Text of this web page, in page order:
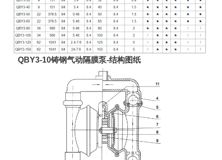
QBY3-10铸钢气动隔膜泵-结构图纸